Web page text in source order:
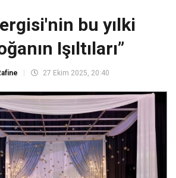
bu yılki
Işıltıları”
27 Ekim 2025, 20:40